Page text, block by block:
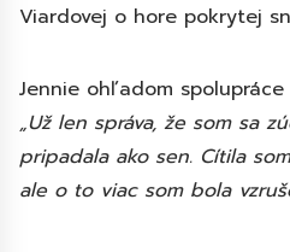
Viardovej o hore pokrytej
Jennie ohľadom
„Už len správa, že som sa
pripadala ako sen. Cítila
ale o to viac som bola